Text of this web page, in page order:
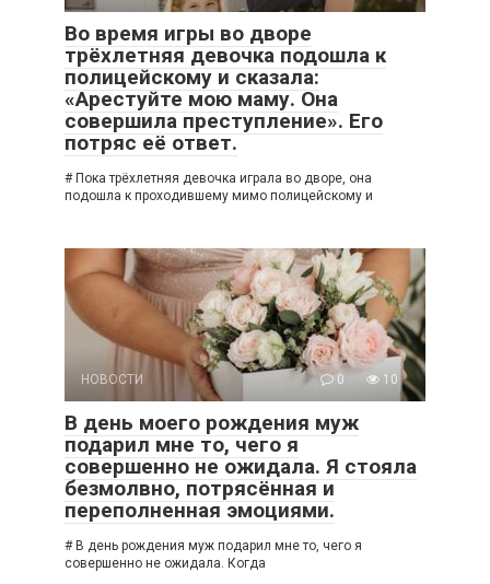
Во время игры во дворе
трёхлетняя девочка подошла к
полицейскому и сказала:
«Арестуйте мою маму. Она
совершила преступление». Его
потряс её ответ.
# Пока трёхлетняя девочка играла во дворе, она
подошла к проходившему мимо полицейскому и
НОВОСТИ 0 10
В день моего рождения муж
подарил мне то, чего я
совершенно не ожидала. Я стояла
безмолвно, потрясённая и
переполненная эмоциями.
# В день рождения муж подарил мне то, чего я
совершенно не ожидала. Когда